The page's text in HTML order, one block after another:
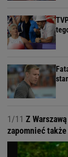
1/11 Z
zapomnieć także